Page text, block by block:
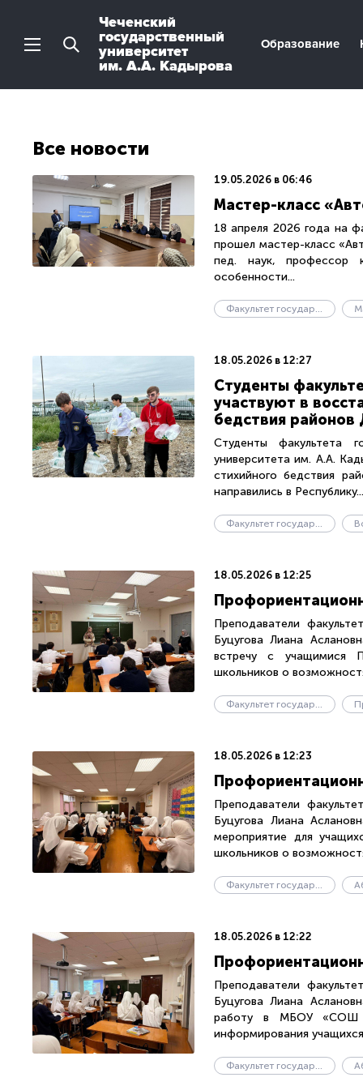
Чеченский
государственный
университет
им. А.А. Кадырова
Образование
Все новости
19.05.2026 в 06:46
Мастер-класс
18 апреля 2026 года на
прошел мастер-класс
пед. наук, профессор
особенности...
Факультет государственного управления
18.05.2026 в 12:27
Студенты
участвуют в
бедствия районов
Студенты факультета
университета им. А.А.
стихийного бедствия
направились в Республику...
Факультет государственного управления
18.05.2026 в 12:25
Преподаватели
Буцугова Лиана
встречу с учащимися
школьников о
Факультет государственного управления
18.05.2026 в 12:23
Преподаватели
Буцугова Лиана
мероприятие для
школьников о
Факультет государственного управления
18.05.2026 в 12:22
Преподаватели
Буцугова Лиана
работу в МБОУ «СОШ
информирования
Факультет государственного управления